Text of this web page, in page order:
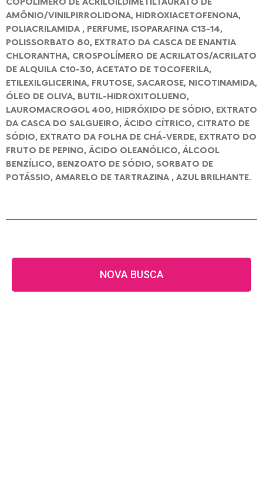
AMÔNIO/VINILPIRROLIDONA, HIDROXIACETOFENONA,
POLIACRILAMIDA , PERFUME, ISOPARAFINA C13-14,
POLISSORBATO 80, EXTRATO DA CASCA DE ENANTIA
CHLORANTHA, CROSPOLÍMERO DE ACRILATOS/ACRILATO
DE ALQUILA C10-30, ACETATO DE TOCOFERILA,
ETILEXILGLICERINA, FRUTOSE, SACAROSE, NICOTINAMIDA,
ÓLEO DE OLIVA, BUTIL-HIDROXITOLUENO,
LAUROMACROGOL 400, HIDRÓXIDO DE SÓDIO, EXTRATO
DA CASCA DO SALGUEIRO, ÁCIDO CÍTRICO, CITRATO DE
SÓDIO, EXTRATO DA FOLHA DE CHÁ-VERDE, EXTRATO DO
FRUTO DE PEPINO, ÁCIDO OLEANÓLICO, ÁLCOOL
BENZÍLICO, BENZOATO DE SÓDIO, SORBATO DE
POTÁSSIO, AMARELO DE TARTRAZINA , AZUL BRILHANTE.
NOVA BUSCA